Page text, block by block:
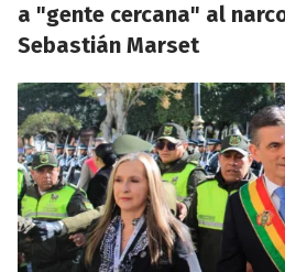
a "gente cercana" al
Sebastián Marset